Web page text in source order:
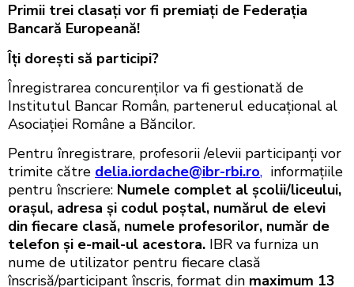
Primii trei clasați vor fi premiați de Federația
Bancară Europeană!
Îți dorești să participi?
Înregistrarea concurenților va fi gestionată de
Institutul Bancar Român, partenerul educaţional al
Asociației Române a Băncilor.
Pentru înregistrare, profesorii /elevii participanți vor
trimite către delia.iordache@ibr-rbi.ro, informațiile
pentru înscriere: Numele complet al școlii/liceului,
orașul, adresa şi codul poştal, numărul de elevi
din fiecare clasă, numele profesorilor, număr de
telefon şi e-mail-ul acestora. IBR va furniza un
nume de utilizator pentru fiecare clasă
înscrisă/participant înscris, format din maximum 13